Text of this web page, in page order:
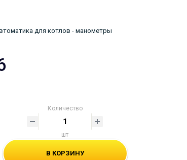
для котлов - манометры
Количество
шт
В КОРЗИНУ